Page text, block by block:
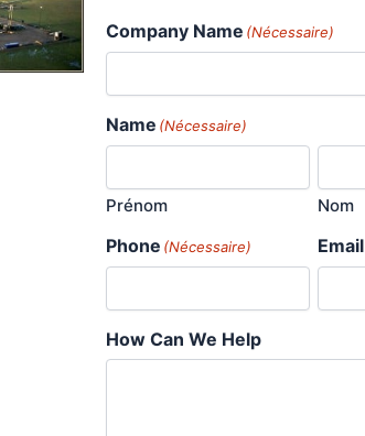
Company Name (Nécessaire)
Name (Nécessaire)
Prénom Nom
Phone (Nécessaire) Email
How Can We Help